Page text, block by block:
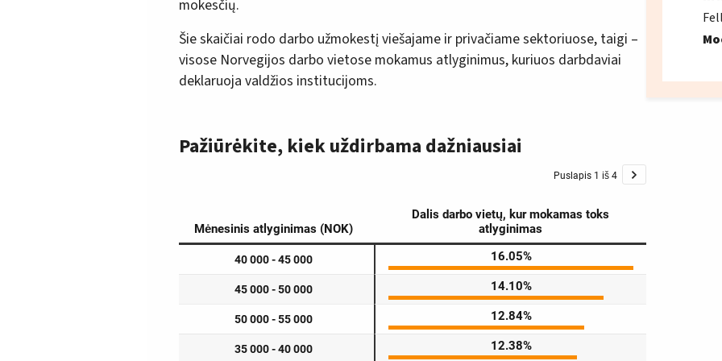
mokesčių.
Šie skaičiai rodo darbo užmokestį viešajame ir privačiame sektoriuose, taigi –
visose Norvegijos darbo vietose mokamus atlyginimus, kuriuos darbdaviai
deklaruoja valdžios institucijoms.
Pažiūrėkite, kiek uždirbama dažniausiai